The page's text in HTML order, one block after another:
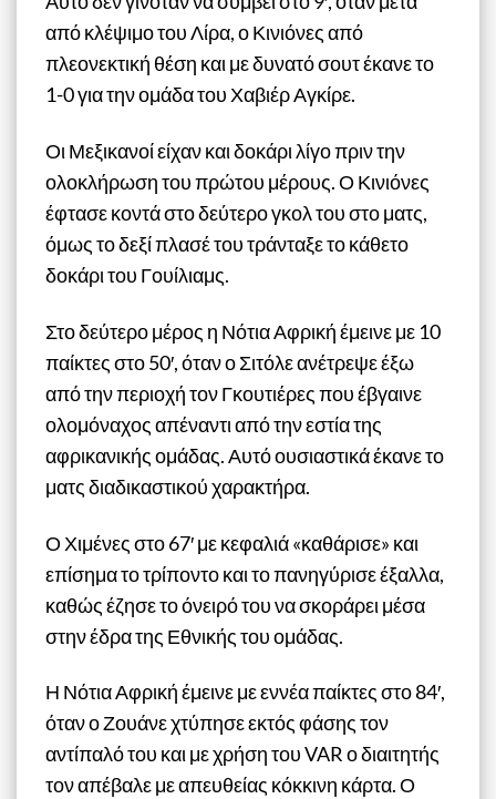
από κλέψιμο του Λίρα, ο Κινιόνες από
πλεονεκτική θέση και με δυνατό σουτ έκανε το
1-0 για την ομάδα του Χαβιέρ Αγκίρε.
Οι Μεξικανοί είχαν και δοκάρι λίγο πριν την
ολοκλήρωση του πρώτου μέρους. Ο Κινιόνες
έφτασε κοντά στο δεύτερο γκολ του στο ματς,
όμως το δεξί πλασέ του τράνταξε το κάθετο
δοκάρι του Γουίλιαμς.
Στο δεύτερο μέρος η Νότια Αφρική έμεινε με 10
παίκτες στο 50′, όταν ο Σιτόλε ανέτρεψε έξω
από την περιοχή τον Γκουτιέρες που έβγαινε
ολομόναχος απέναντι από την εστία της
αφρικανικής ομάδας. Αυτό ουσιαστικά έκανε το
ματς διαδικαστικού χαρακτήρα.
Ο Χιμένες στο 67′ με κεφαλιά «καθάρισε» και
επίσημα το τρίποντο και το πανηγύρισε έξαλλα,
καθώς έζησε το όνειρό του να σκοράρει μέσα
στην έδρα της Εθνικής του ομάδας.
Η Νότια Αφρική έμεινε με εννέα παίκτες στο 84′,
όταν ο Ζουάνε χτύπησε εκτός φάσης τον
αντίπαλό του και με χρήση του VAR ο διαιτητής
τον απέβαλε με απευθείας κόκκινη κάρτα. Ο